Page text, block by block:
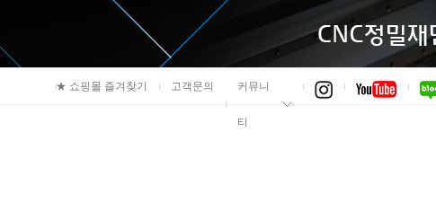
★ 쇼핑몰 즐겨찾기 고객문의 커뮤니
티